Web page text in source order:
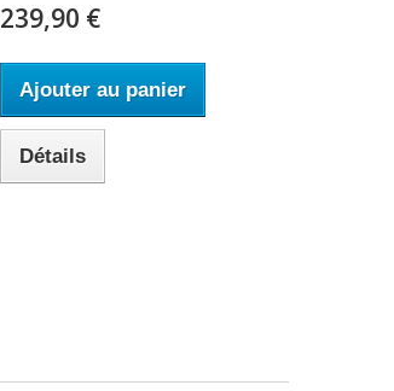
239,90 €
Ajouter au panier
Détails